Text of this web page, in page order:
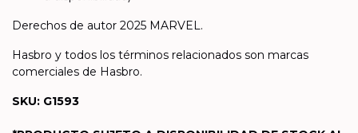
Derechos de autor 2025 MARVEL.
Hasbro y todos los términos relacionados son marcas
comerciales de Hasbro.
SKU: G1593